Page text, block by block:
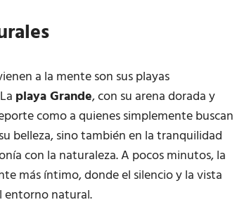
a la mente son sus playas
playa Grande, con su arena dorada y
como a quienes simplemente buscan
belleza, sino también en la tranquilidad
con la naturaleza. A pocos minutos, la
más íntimo, donde el silencio y la vista
entorno natural.